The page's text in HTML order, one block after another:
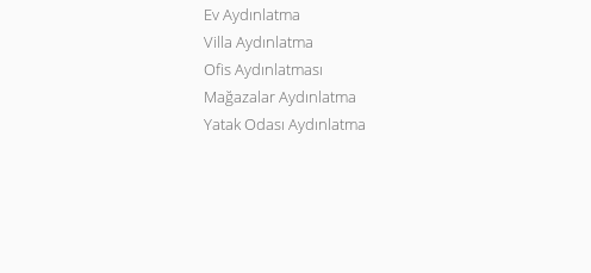
Ev Aydınlatma
Villa Aydınlatma
Ofis Aydınlatması
Mağazalar Aydınlatma
Yatak Odası Aydınlatma